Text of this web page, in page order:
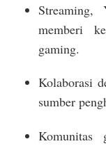
Streaming,
memberi
gaming.
Kolaborasi
sumber
Komunitas